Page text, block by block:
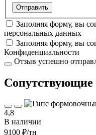
Заполняя форму, вы
персональных данных
Заполняя форму, вы
Конфиденциальности
Отзыв успешно
Cопутствующие
4,8
В наличии
9100 ₽/тн